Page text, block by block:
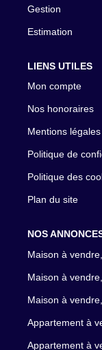
Gestion
Estimation
LIENS UTILES
Mon compte
Nos honoraires
Mentions légales
Politique de
Politique des
Plan du site
NOS
Maison à
Maison à
Maison à
Appartement à
Appartement à